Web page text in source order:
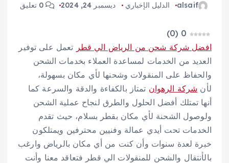
alsaif الدليل الإخباري ديسمبر 24, 2024 0 تعليق
0
(
0
)
افضل شركة شحن من الرياض الي قطر تعمل على توفير
العديد من الخدمات لمساعدة العملاء بخدمات الشحن
والحفاظ على المنقولات وشحنها لأي مكان بسهولة،
لأن شركة الرهوان تمتاز بالكفاءة والدقة والسرعة كما
أنها تمتلك أفضل الحلول والطرق لنجاح عملية الشحن
ولوصول الشحنة لأي مكان بقطر بسلام، حيث تقدم
الخدمات تحت أيدي عمالة وفنيين محترفين ويمتلكون
خبرة لعدة سنوات وأن كنت من أي مكان بالرياض وارغب
بالأنتقال والشحن للمنقولات الي قطر فتعاقد معنا وأنت